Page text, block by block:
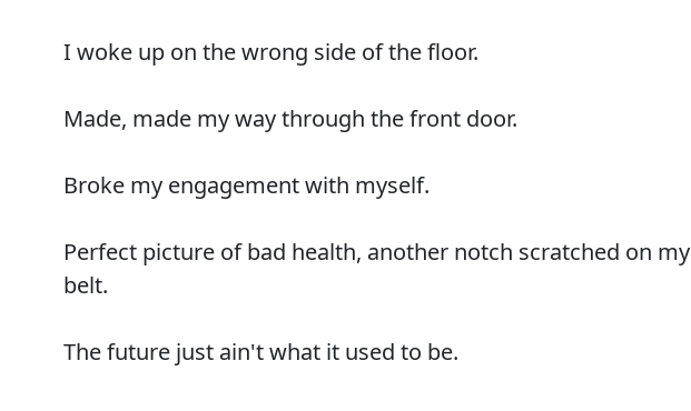
I woke up on the wrong side of the floor.
Made, made my way through the front door.
Broke my engagement with myself.
Perfect picture of bad health, another notch scratched on my
belt.
The future just ain't what it used to be.